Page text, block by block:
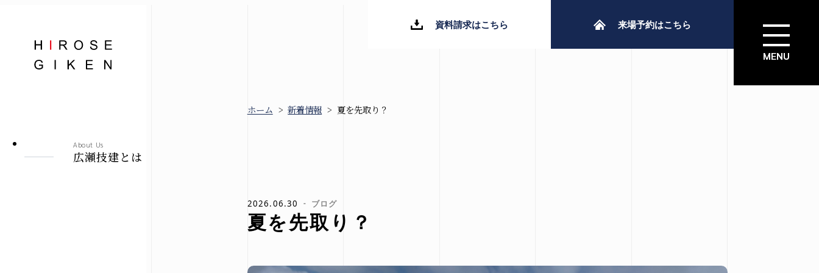
株式会社広瀬技建
About Us
広瀬技建とは
ホーム > 新着情報 > 夏を先取り？
2026.06.30 ブログ
夏を先取り？
資料請求はこちら 来場予約はこちら
-シエロ・ソーレ-